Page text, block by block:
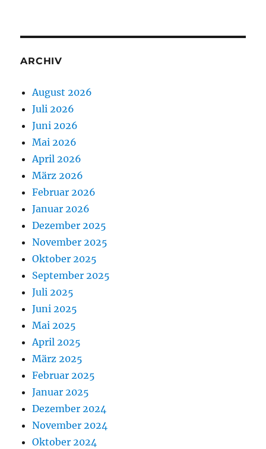
ARCHIV
August 2026
Juli 2026
Juni 2026
Mai 2026
April 2026
März 2026
Februar 2026
Januar 2026
Dezember 2025
November 2025
Oktober 2025
September 2025
Juli 2025
Juni 2025
Mai 2025
April 2025
März 2025
Februar 2025
Januar 2025
Dezember 2024
November 2024
Oktober 2024